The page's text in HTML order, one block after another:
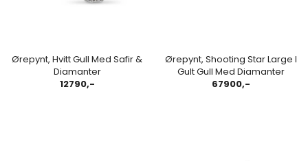
Ørepynt, Hvitt Gull Med Safir &
Diamanter
12790,-
Ørepynt, Shooting Star Large I
Gult Gull Med Diamanter
67900,-